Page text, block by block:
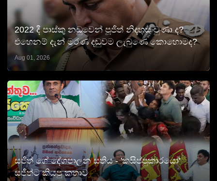
2022 දී පාස්කු නඩුවෙන් පූජිත් නිදහස් වුණා ද?
එහෙනම් දැන් මරණ දඬුවම ලැබුණෙ කොහොමද?
Aug 01, 2026
සජිත් ගේ දේශපාලන සතිය - 'කසිප්පුකාරයෝ'
සජිත්ට කියපු කතාව